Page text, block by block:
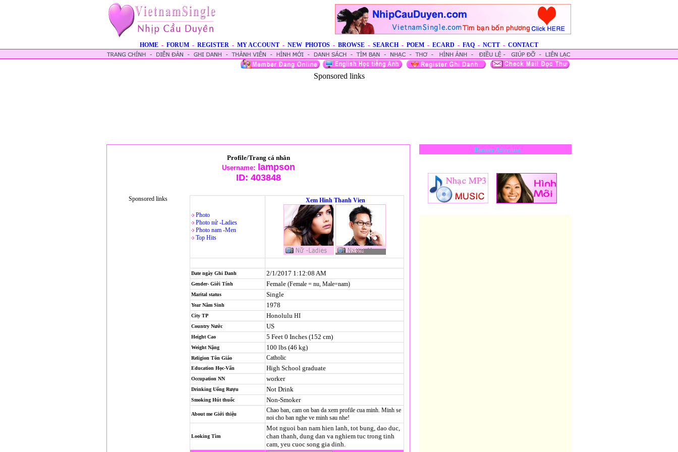
HOME - FORUM - REGISTER - MY ACCOUNT - NEW PHOTOS - BROWSE - SEARCH - POEM - ECARD - FAQ - NCTT - CONTACT
Sponsored links
Profile/Trang cá nhân
Username:
lampson
ID: 403848
Sponsored links
Photo
Photo nử -Ladies
Photo nam -Men
Top Hits
Xem Hinh Thanh Vien
Date ngày Ghi Danh 2/1/2017 1:12:08 AM
Gender- Giới Tính Female (Female = nu, Male=nam)
Marital status Single
Year Năm Sinh 1978
City TP Honolulu HI
Country Nước US
Height Cao 5 Feet 0 Inches (152 cm)
Weight Nặng 100 lbs (46 kg)
Religion Tôn Giáo Catholic
Education Học-Vấn High School graduate
Occupation NN worker
Drinking Uống Rượu Not Drink
Smoking Hút thuốc Non-Smoker
About me Giới thiệu
Chao ban, cam on ban da xem profile cua minh. Minh se
noi cho ban nghe ve minh sau nhe!
Looking Tìm
Mot nguoi ban nam hien lanh, tot bung, dao duc,
chan thanh, dung dan va nghiem tuc trong tinh
cam, yeu cuoc song gia dinh.
Banner Advertise